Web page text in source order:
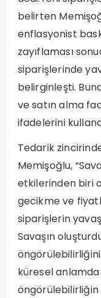
belirten
enflasyonist
zayıflaması
siparişlerinde
belirginleşti.
ve satın alma
ifadelerini
Tedarik
Memişoğlu,
etkilerinden biri
gecikme ve
siparişlerin
Savaşın
öngörülebilirliğini
küresel